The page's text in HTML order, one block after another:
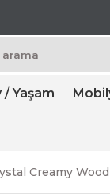
/ Yaşam
Creamy